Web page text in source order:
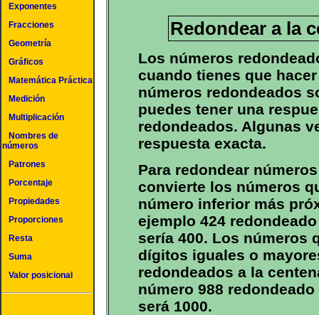
Exponentes
Fracciones
Geometría
Gráficos
Matemática Práctica
Medición
Multiplicación
Nombres de
números
Patrones
Porcentaje
Propiedades
Proporciones
Resta
Suma
Valor posicional
Redondear a la
Los números
cuando tienes que
números redondeados
puedes tener una
redondeados. Algunas
respuesta exacta.
Para redondear
convierte los números
número inferior más
ejemplo 424
sería 400. Los números
dígitos iguales o
redondeados a la
número 988
será 1000.